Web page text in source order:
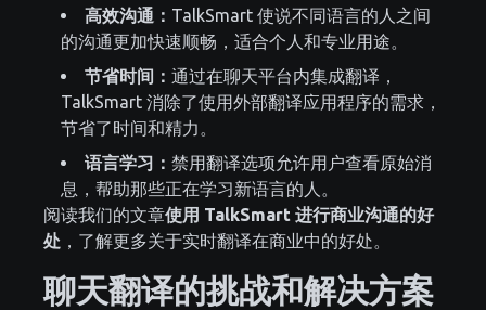
高效沟通： TalkSmart 使说不同语言的人之间
的沟通更加快速顺畅，适合个人和专业用途。
节省时间： 通过在聊天平台内集成翻译，
TalkSmart 消除了使用外部翻译应用程序的需求，
节省了时间和精力。
语言学习： 禁用翻译选项允许用户查看原始消
息，帮助那些正在学习新语言的人。
阅读我们的文章使用 TalkSmart 进行商业沟通的好
处 ，了解更多关于实时翻译在商业中的好处。
聊天翻译的挑战和解决方案